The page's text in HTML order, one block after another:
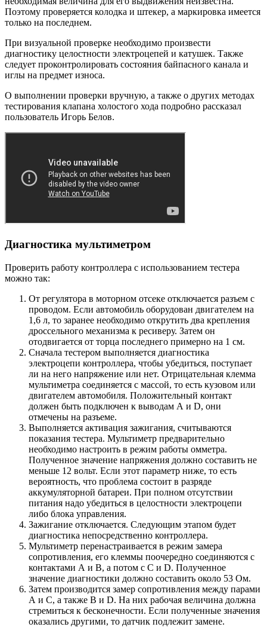
Поэтому проверяется колодка и штекер, а маркировка имеется
только на последнем.
При визуальной проверке необходимо произвести
диагностику целостности электроцепей и катушек. Также
следует проконтролировать состояния байпасного канала и
иглы на предмет износа.
О выполнении проверки вручную, а также о других методах
тестирования клапана холостого хода подробно рассказал
пользователь Игорь Белов.
Диагностика мультиметром
Проверить работу контроллера с использованием тестера
можно так:
От регулятора в моторном отсеке отключается разъем с
проводом. Если автомобиль оборудован двигателем на
1,6 л, то заранее необходимо открутить два крепления
дроссельного механизма к ресиверу. Затем он
отодвигается от торца последнего примерно на 1 см.
Сначала тестером выполняется диагностика
электроцепи контроллера, чтобы убедиться, поступает
ли на него напряжение или нет. Отрицательная клемма
мультиметра соединяется с массой, то есть кузовом или
двигателем автомобиля. Положительный контакт
должен быть подключен к выводам А и D, они
отмечены на разъеме.
Выполняется активация зажигания, считываются
показания тестера. Мультиметр предварительно
необходимо настроить в режим работы омметра.
Полученное значение напряжения должно составить не
меньше 12 вольт. Если этот параметр ниже, то есть
вероятность, что проблема состоит в разряде
аккумуляторной батареи. При полном отсутствии
питания надо убедиться в целостности электроцепи
либо блока управления.
Зажигание отключается. Следующим этапом будет
диагностика непосредственно контроллера.
Мультиметр перенастраивается в режим замера
сопротивления, его клеммы поочередно соединяются с
контактами А и В, а потом с С и D. Полученное
значение диагностики должно составить около 53 Ом.
Затем производится замер сопротивления между парами
А и С, а также В и D. На них рабочая величина должна
стремиться к бесконечности. Если полученные значения
оказались другими, то датчик подлежит замене.